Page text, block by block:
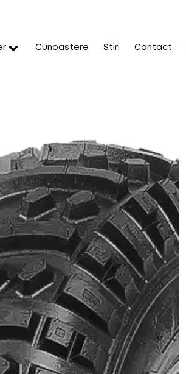
Cunoaștere Stiri Contact